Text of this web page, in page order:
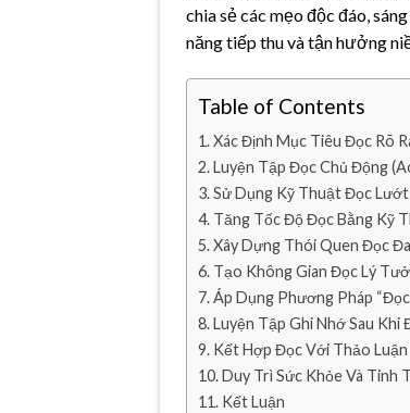
chia sẻ các mẹo độc đáo,
năng tiếp thu và tận hưởng
Table of Contents
Xác Định Mục Tiêu Đọc Rõ
Luyện Tập Đọc Chủ Động
Sử Dụng Kỹ Thuật Đọc Lướt
Tăng Tốc Độ Đọc Bằng Kỹ
Xây Dựng Thói Quen Đọc
Tạo Không Gian Đọc Lý
Áp Dụng Phương Pháp
Luyện Tập Ghi Nhớ Sau Khi
Kết Hợp Đọc Với Thảo Luận
Duy Trì Sức Khỏe Và Tinh
Kết Luận